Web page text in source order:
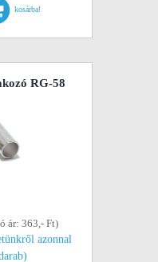
kosárba!
RG-58
ár: 363,- Ft)
azonnal